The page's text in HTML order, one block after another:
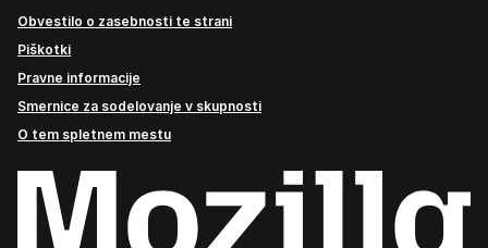
Obvestilo o zasebnosti te strani
Piškotki
Pravne informacije
Smernice za sodelovanje v skupnosti
O tem spletnem mestu